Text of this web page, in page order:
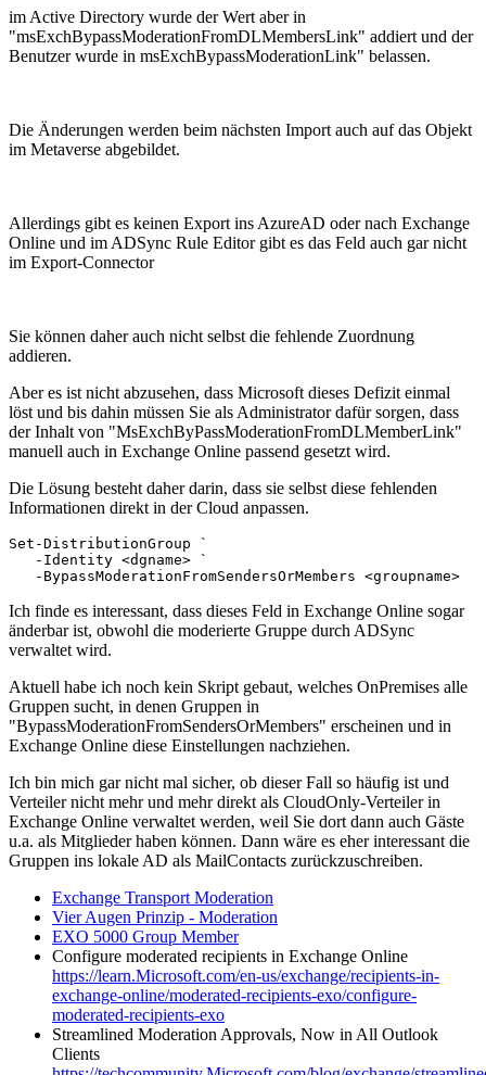
im Active Directory wurde der Wert aber in
"msExchBypassModerationFromDLMembersLink" addiert und der
Benutzer wurde in msExchBypassModerationLink" belassen.
Die Änderungen werden beim nächsten Import auch auf das Objekt
im Metaverse abgebildet.
Allerdings gibt es keinen Export ins AzureAD oder nach Exchange
Online und im ADSync Rule Editor gibt es das Feld auch gar nicht
im Export-Connector
Sie können daher auch nicht selbst die fehlende Zuordnung
addieren.
Aber es ist nicht abzusehen, dass Microsoft dieses Defizit einmal
löst und bis dahin müssen Sie als Administrator dafür sorgen, dass
der Inhalt von "MsExchByPassModerationFromDLMemberLink"
manuell auch in Exchange Online passend gesetzt wird.
Die Lösung besteht daher darin, dass sie selbst diese fehlenden
Informationen direkt in der Cloud anpassen.
Set-DistributionGroup `
   -Identity <dgname> `
   -BypassModerationFromSendersOrMembers <groupname>
Ich finde es interessant, dass dieses Feld in Exchange Online sogar
änderbar ist, obwohl die moderierte Gruppe durch ADSync
verwaltet wird.
Aktuell habe ich noch kein Skript gebaut, welches OnPremises alle
Gruppen sucht, in denen Gruppen in
"BypassModerationFromSendersOrMembers" erscheinen und in
Exchange Online diese Einstellungen nachziehen.
Ich bin mich gar nicht mal sicher, ob dieser Fall so häufig ist und
Verteiler nicht mehr und mehr direkt als CloudOnly-Verteiler in
Exchange Online verwaltet werden, weil Sie dort dann auch Gäste
u.a. als Mitglieder haben können. Dann wäre es eher interessant die
Gruppen ins lokale AD als MailContacts zurückzuschreiben.
Exchange Transport Moderation
Vier Augen Prinzip - Moderation
EXO 5000 Group Member
Configure moderated recipients in Exchange Online
https://learn.Microsoft.com/en-us/exchange/recipients-in-
exchange-online/moderated-recipients-exo/configure-
moderated-recipients-exo
Streamlined Moderation Approvals, Now in All Outlook
Clients